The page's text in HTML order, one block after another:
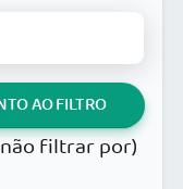
AO FILTRO
filtrar por)